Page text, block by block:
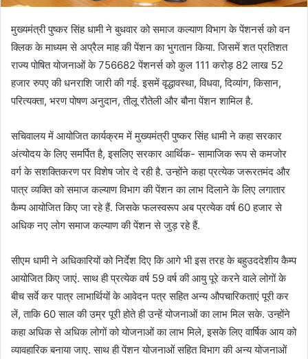
मुख्यमंत्री पुष्कर सिंह धामी ने बुधवार को समाज कल्याण विभाग के पेंशनर्स को वन
क्लिक के माध्यम से अप्रैल माह की पेंशन का भुगतान किया. जिसमें शत प्रतिशत
राज्य पोषित योजनाओं के 756682 पेंशनर्स को कुल 111 करोड़ 82 लाख 52
हजार रुपए की धनराशि जारी की गई. इसमें वृद्धावस्था, विधवा, दिव्यांग, किसान,
परित्यक्ता, भरण पोषण अनुदान, तीलू रौतेली और बौना पेंशन शामिल है.
सचिवालय में आयोजित कार्यक्रम में मुख्यमंत्री पुष्कर सिंह धामी ने कहा सरकार
अंत्योदय के लिए समर्पित है, इसलिए सरकार आर्थिक- सामाजिक रूप से कमजोर
वर्ग के सशक्तिकरण पर विशेष जोर दे रही है. उन्होंने कहा प्रत्येक जरूरतमंद और
पात्र व्यक्ति को समाज कल्याण विभाग की पेंशन का लाभ दिलाने के लिए लगातार
कैम्प आयोजित किए जा रहे हैं. जिसके फलस्वरूप अब प्रत्येक वर्ष 60 हजार से
अधिक नए लोग समाज कल्याण की पेंशन से जुड़ रहे हैं.
सीएम धामी ने अधिकारियों को निर्देश दिए कि आगे भी इस तरह के बहुउददेशीय कैम्प
आयोजित किए जाएं. साथ ही प्रत्येक वर्ष 59 वर्ष की आयु पूरे करने वाले लोगों के
बीच सर्वे कर पात्र लाभार्थियों के आवेदन पत्र सहित अन्य औपचारिकताएं पूरी कर
लें, ताकि 60 साल की उम्र पूरी होते ही उन्हें योजनाओं का लाभ मिल सके. उन्होंने
कहा अधिक से अधिक लोगों को योजनाओं का लाभ मिले, इसके लिए वार्षिक आय को
व्यावहारिक बनाया जाए. साथ ही पेंशन योजनाओं सहित विभाग की अन्य योजनाओं